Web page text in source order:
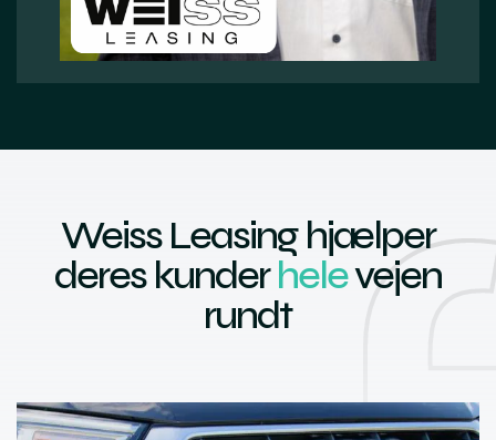
Weiss Leasing hjælper
deres kunderhelevejen
rundt